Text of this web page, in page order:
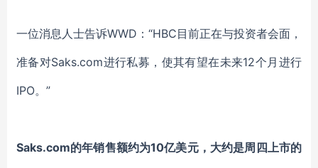
一位消息人士告诉WWD ： “HBC目前正在与投资者会面，
准备对Saks.com进行私募，使其有望在未来12个月进行
IPO。”
Saks.com的年销售额约为10亿美元， 大约是周四上市的